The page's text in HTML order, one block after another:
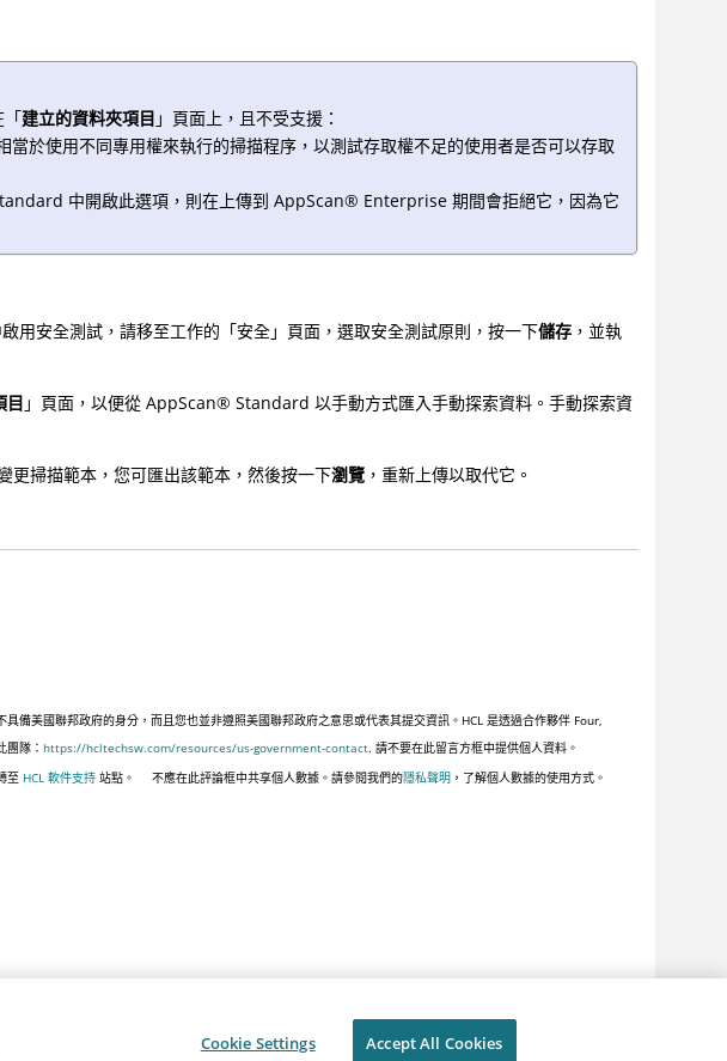
「建立的資料夾項目 」頁面上，且不受支援：
當於使用不同專用權來執行的掃描程序，以測試存取權不足的使用者是否可以存取
中開啟此選項，則在上傳到AppScan® Enterprise 期間會拒絕它，因為它
用安全測試，請移至工作的「安全」頁面，選取安全測試原則，按一下儲存 ，並執
目 」頁面，以便從AppScan® Standard 以手動方式匯入手動探索資料。手動探索資
更掃描範本，您可匯出該範本，然後按一下瀏覽 ，重新上傳以取代它。
備美國聯邦政府的身分，而且您也並非遵照美國聯邦政府之意思或代表其提交資訊。HCL 是透過合作夥伴 Four,
團隊：https://hcltechsw.com/resources/us-government-contact. 請不要在此留言方框中提供個人資料。
至 HCL 軟件支持 站點。 不應在此評論框中共享個人數據。請參閱我們的隱私聲明 ，了解個人數據的使用方式。
Cookie Settings Accept All Cookies